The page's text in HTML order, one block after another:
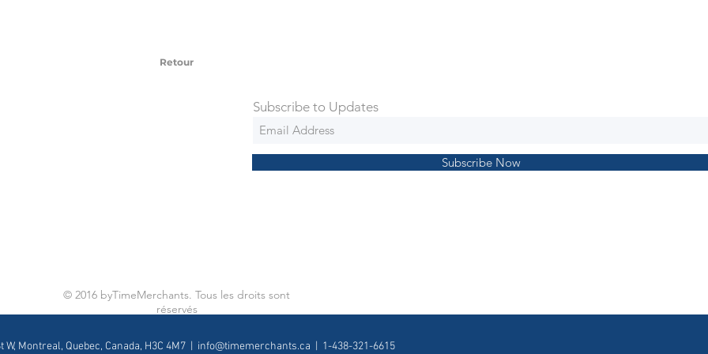
Retour
Subscribe to Updates
Subscribe Now
© 2016 byTimeMerchants. Tous les droits sont
réservés
W, Montreal, Quebec, Canada, H3C 4M7 | info@timemerchants.ca | 1-438-321-6615